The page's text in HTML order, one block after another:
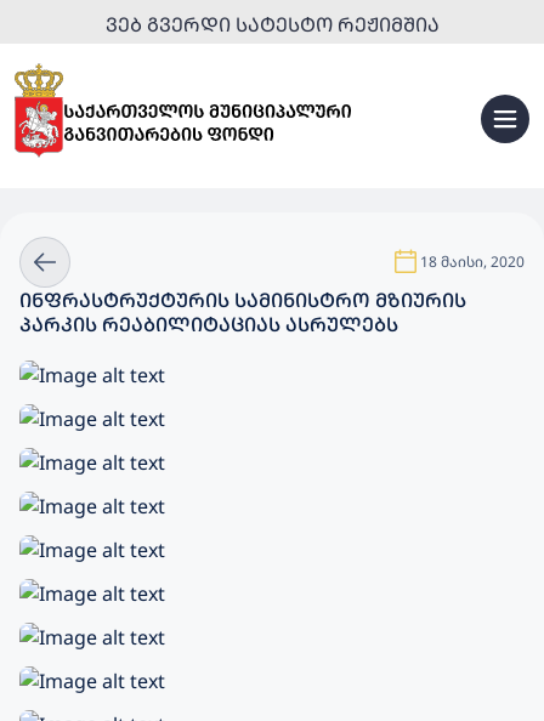
ᲕᲔᲑ ᲒᲕᲔᲠᲓᲘ ᲡᲐᲢᲔᲡᲢᲝ ᲠᲔᲟᲘᲛᲨᲘᲐ
18 მაისი, 2020
ᲘᲜᲤᲠᲐᲡᲢᲠᲣᲥᲢᲣᲠᲘᲡ ᲡᲐᲛᲘᲜᲘᲡᲢᲠᲝ ᲛᲖᲘᲣᲠᲘᲡ
ᲞᲐᲠᲙᲘᲡ ᲠᲔᲐᲑᲘᲚᲘᲢᲐᲪᲘᲐᲡ ᲐᲡᲠᲣᲚᲔᲑᲡ